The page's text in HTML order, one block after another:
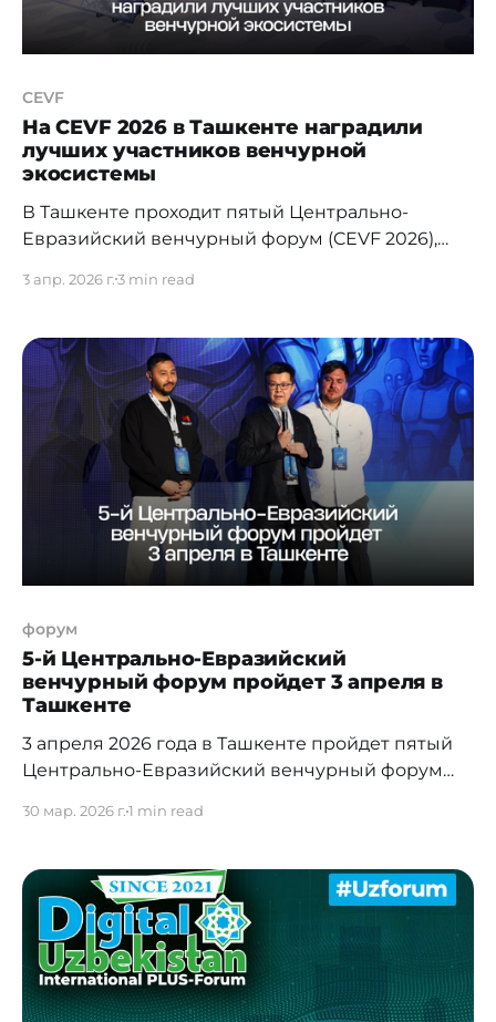
CEVF
На CEVF 2026 в Ташкенте наградили
лучших участников венчурной
экосистемы
В Ташкенте проходит пятый Центрально-
Евразийский венчурный форум (CEVF 2026),
инвесторов, предпринимателей, топ-
фондов из Центральной Азии и других
регионов. Форум впервые проводится в
Узбекистане, что отражает стремительный рост
технологической экосистемы страны и её
усиливающуюся роль на венчурной карте
региона. В рамках
3 апр. 2026 г.3 min read
форум
5-й Центрально-Евразийский
венчурный форум пройдет 3 апреля в
Ташкенте
3 апреля 2026 года в Ташкенте пройдет пятый
Центрально-Евразийский венчурный форум
инвесторов, предпринимателей и
и других стран. Форум впервые пройдет в
Узбекистане, что отражает рост
технологической экосистемы страны. В
последние годы венчурный сектор в
Узбекистане демонстрирует значительный
рост: стартап-экосистема увеличилась
30 мар. 2026 г.1 min read